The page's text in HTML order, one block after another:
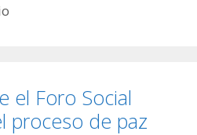
el Foro Social
proceso de paz